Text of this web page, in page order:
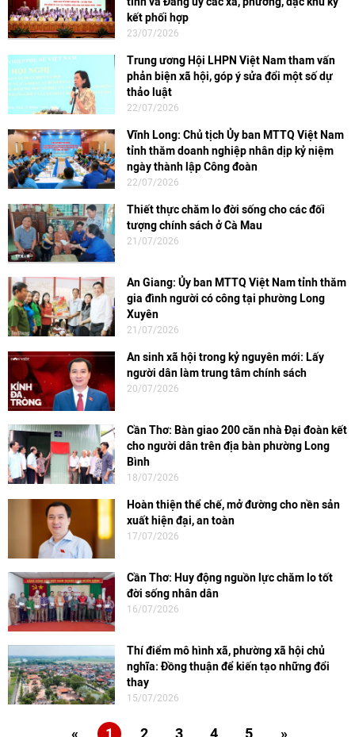
kết phối hợp
23/07/2026
Trung ương Hội LHPN Việt Nam tham vấn
phản biện xã hội, góp ý sửa đổi một số dự
thảo luật
22/07/2026
Vĩnh Long: Chủ tịch Ủy ban MTTQ Việt Nam
tỉnh thăm doanh nghiệp nhân dịp kỷ niệm
ngày thành lập Công đoàn
22/07/2026
Thiết thực chăm lo đời sống cho các đối
tượng chính sách ở Cà Mau
21/07/2026
An Giang: Ủy ban MTTQ Việt Nam tỉnh thăm
gia đình người có công tại phường Long
Xuyên
21/07/2026
An sinh xã hội trong kỷ nguyên mới: Lấy
người dân làm trung tâm chính sách
20/07/2026
Cần Thơ: Bàn giao 200 căn nhà Đại đoàn kết
cho người dân trên địa bàn phường Long
Bình
18/07/2026
Hoàn thiện thể chế, mở đường cho nền sản
xuất hiện đại, an toàn
17/07/2026
Cần Thơ: Huy động nguồn lực chăm lo tốt
đời sống nhân dân
16/07/2026
Thí điểm mô hình xã, phường xã hội chủ
nghĩa: Đồng thuận để kiến tạo những đổi
thay
15/07/2026
« 1 2 3 4 5 »